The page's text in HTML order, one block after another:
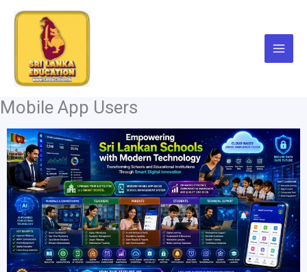
Skip
Mobile App Users